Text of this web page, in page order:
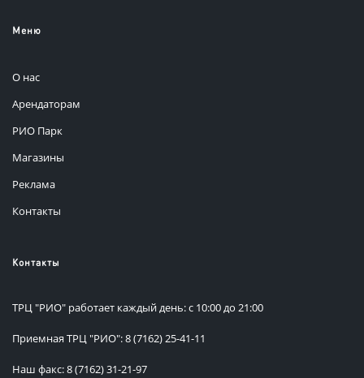
Меню
О нас
Арендаторам
РИО Парк
Магазины
Реклама
Контакты
Контакты
ТРЦ "РИО" работает каждый день: с 10:00 до 21:00
Приемная ТРЦ "РИО": 8 (7162) 25-41-11
Наш факс: 8 (7162) 31-21-97